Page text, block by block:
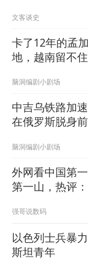
文客谈史
卡了12年的孟
地，越南留不
脑洞编剧小剧场
中吉乌铁路加
在俄罗斯脱身
脑洞编剧小剧场
外网看中国第
第一山，热评
强哥说数码
以色列士兵暴
斯坦青年